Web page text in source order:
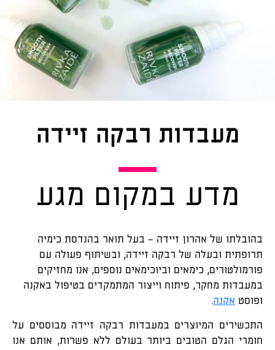
מעבדות רבקה זיידה
מדע במקום מגע
בהובלתו של אהרון זיידה– בעל תואר בהנדסת כימיה
תרופתית ובעלה של רבקה זיידה, ובשיתוף פעולה עם
פורמולטורים, כימאים וביוכימאים נוספים, אנו מחזיקים
במעבדות מחקר, פיתוח וייצור המתמקדים בטיפול באקנה
ופוסטאקנה.
התכשירים המיוצרים במעבדות רבקה זיידה מבוססים על
חומרי הגלם הטובים ביותר בעולם ללא פשרות, אותם אנו